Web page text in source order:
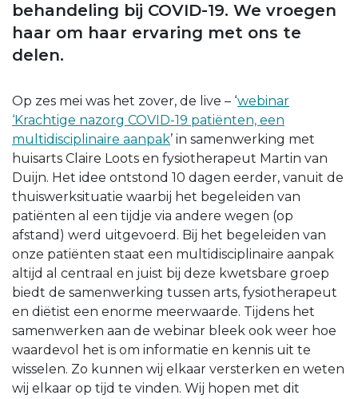
behandeling bij COVID-19. We vroegen
haar om haar ervaring met ons te
delen.
Op zes mei was het zover, de live – ‘webinar
‘Krachtige nazorg COVID-19 patiënten, een
multidisciplinaire aanpak’ in samenwerking met
huisarts Claire Loots en fysiotherapeut Martin van
Duijn. Het idee ontstond 10 dagen eerder, vanuit de
thuiswerksituatie waarbij het begeleiden van
patiënten al een tijdje via andere wegen (op
afstand) werd uitgevoerd. Bij het begeleiden van
onze patiënten staat een multidisciplinaire aanpak
altijd al centraal en juist bij deze kwetsbare groep
biedt de samenwerking tussen arts, fysiotherapeut
en diëtist een enorme meerwaarde. Tijdens het
samenwerken aan de webinar bleek ook weer hoe
waardevol het is om informatie en kennis uit te
wisselen. Zo kunnen wij elkaar versterken en weten
wij elkaar op tijd te vinden. Wij hopen met dit